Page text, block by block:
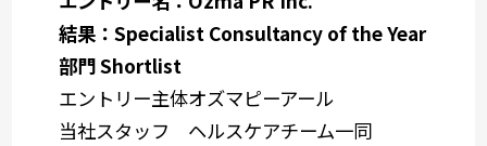
結果：Specialist Consultancy of the Year
部門 Shortlist
エントリー主体オズマピーアール
当社スタッフ
ヘルスケアチーム一同